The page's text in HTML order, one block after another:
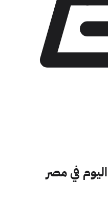
سعر جرام فضة عيار 958 اليوم في مصر